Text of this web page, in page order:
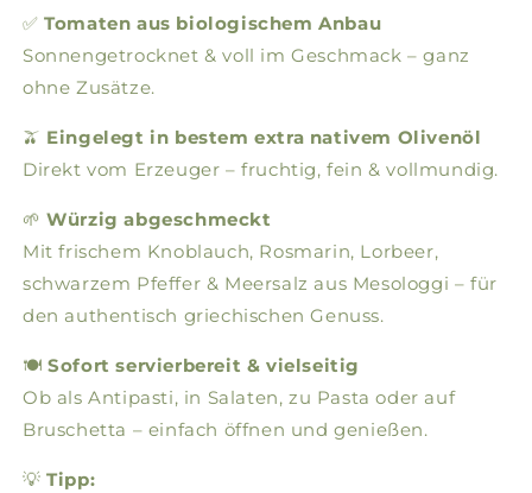
✅Tomaten aus biologischem Anbau
Sonnengetrocknet & voll im Geschmack – ganz
ohne Zusätze.
🫒 Eingelegt in bestem extra nativem Olivenöl
Direkt vom Erzeuger – fruchtig, fein & vollmundig.
🌱Würzig abgeschmeckt
Mit frischem Knoblauch, Rosmarin, Lorbeer,
schwarzem Pfeffer & Meersalz aus Mesologgi – für
den authentisch griechischen Genuss.
🍽️Sofort servierbereit & vielseitig
Ob als Antipasti, in Salaten, zu Pasta oder auf
Bruschetta – einfach öffnen und genießen.
💡Tipp: